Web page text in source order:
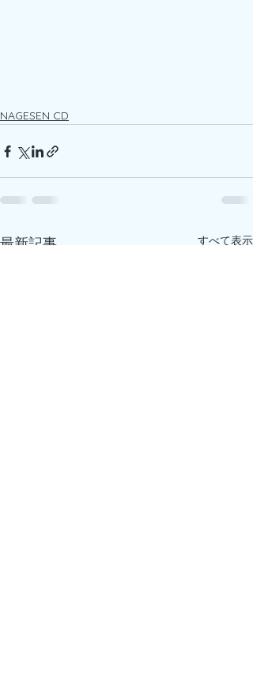
NAGESEN CD
最新記事 すべて表示